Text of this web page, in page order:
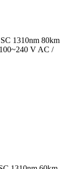
1310nm 80km
V AC /